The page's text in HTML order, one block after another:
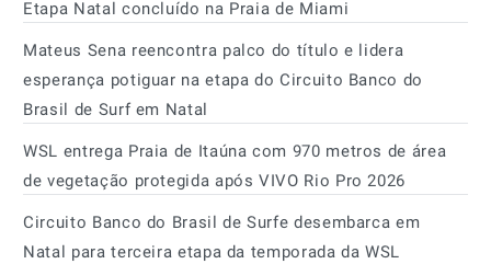
Etapa Natal concluído na Praia de Miami
Mateus Sena reencontra palco do título e lidera
esperança potiguar na etapa do Circuito Banco do
Brasil de Surf em Natal
WSL entrega Praia de Itaúna com 970 metros de área
de vegetação protegida após VIVO Rio Pro 2026
Circuito Banco do Brasil de Surfe desembarca em
Natal para terceira etapa da temporada da WSL